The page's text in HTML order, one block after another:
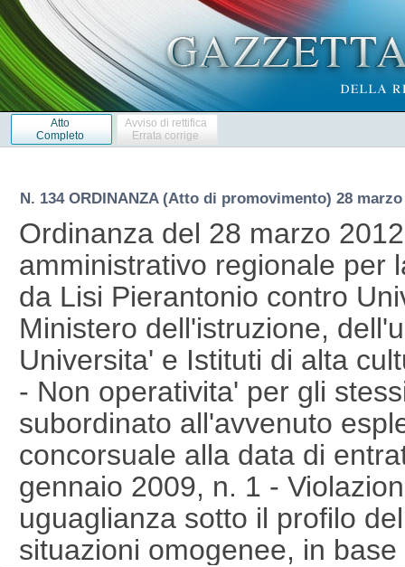
Atto
Completo
Avviso di rettifica
Errata corrige
N. 134 ORDINANZA (Atto di promovimento) 28 marzo
Ordinanza del 28 marzo
amministrativo regionale per
da Lisi Pierantonio contro
Ministero dell'istruzione,
Universita' e Istituti di alta
- Non operativita' per gli
subordinato all'avvenuto
concorsuale alla data di
gennaio 2009, n. 1 -
uguaglianza sotto il profilo
situazioni omogenee, in